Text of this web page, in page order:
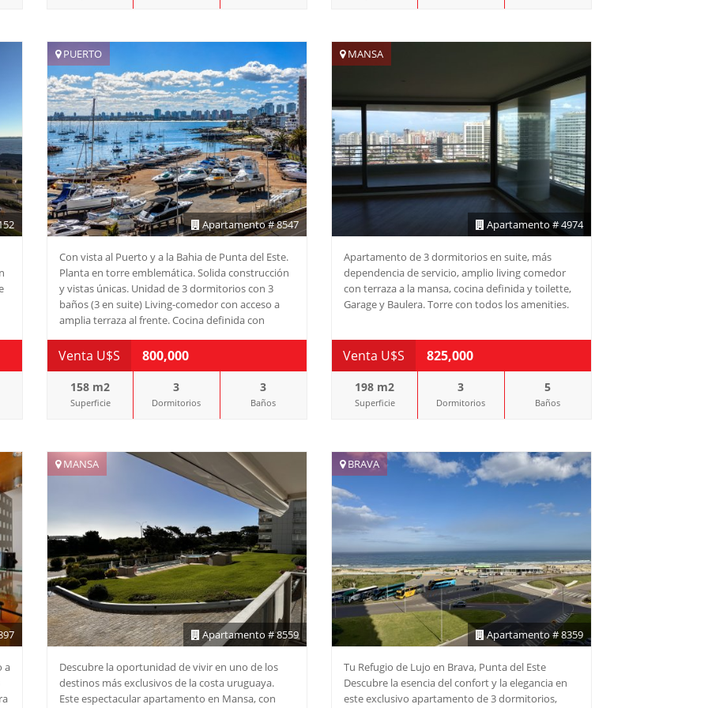
-
familiares. - **Servicios Premium:** Disfruta de
servicio de mucamas, servicio de playa y sauna,
además de una jacuzzi climatizada que te
permitirá disfrutar del agua durante todo el año.
PUERTO
Apartamento # 8547
Con vista al Puerto y a la Bahia de Punta del Este.
Planta en torre emblemática. Solida construcción
y vistas únicas. Unidad de 3 dormitorios con 3
baños (3 en suite) Living-comedor con acceso a
amplia terraza al frente. Cocina definida con
Disfrute de la mejor ubicación de Punta del Este.
Venta U$S 800,000
158 m2
Superficie
3
Dormitorios
3
Baños
MANSA
Apartamento # 4974
Apartamento de 3 dormitorios en suite, más
dependencia de servicio, amplio living comedor
con terraza a la mansa, cocina definida y toilette,
Garage y Baulera. Torre con todos los amenities.
Venta U$S 825,000
198 m2
Superficie
3
Dormitorios
5
Baños
a
MANSA
Apartamento # 8559
Descubre la oportunidad de vivir en uno de los
destinos más exclusivos de la costa uruguaya.
Este espectacular apartamento en Mansa, con
BRAVA
Apartamento # 8359
Tu Refugio de Lujo en Brava, Punta del Este
Descubre la esencia del confort y la elegancia en
este exclusivo apartamento de 3 dormitorios,